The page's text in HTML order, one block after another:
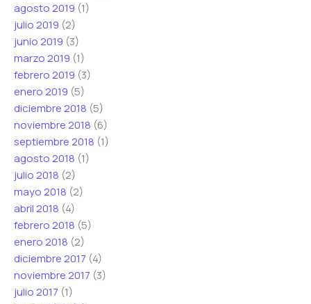
agosto 2019 (1)
julio 2019 (2)
junio 2019 (3)
marzo 2019 (1)
febrero 2019 (3)
enero 2019 (5)
diciembre 2018 (5)
noviembre 2018 (6)
septiembre 2018 (1)
agosto 2018 (1)
julio 2018 (2)
mayo 2018 (2)
abril 2018 (4)
febrero 2018 (5)
enero 2018 (2)
diciembre 2017 (4)
noviembre 2017 (3)
julio 2017 (1)